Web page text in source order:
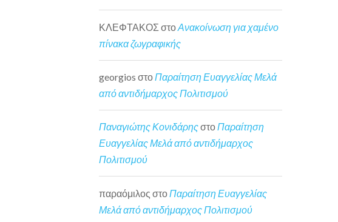
ΚΛΕΦΤΑΚΟΣ στοΑνακοίνωση για χαμένο
πίνακα ζωγραφικής
georgios στοΠαραίτηση Ευαγγελίας Μελά
από αντιδήμαρχος Πολιτισμού
Παναγιώτης ΚονιδάρηςστοΠαραίτηση
Ευαγγελίας Μελά από αντιδήμαρχος
Πολιτισμού
παραόμιλος στο Παραίτηση Ευαγγελίας
Μελά από αντιδήμαρχος Πολιτισμού